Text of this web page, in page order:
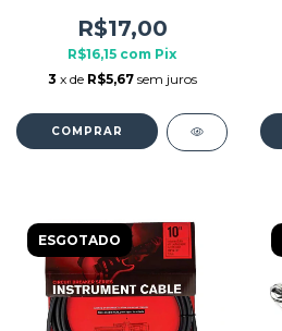
R$17,00
R$16,15 com Pix
3 x de R$5,67 sem juros
ESGOTADO